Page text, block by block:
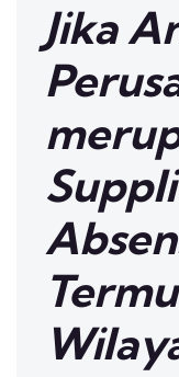
Jika